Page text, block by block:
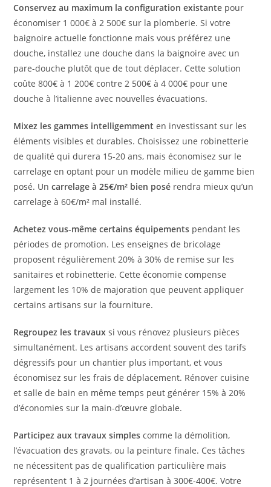
Conservez au maximum la configuration existante pour
économiser 1 000€ à 2 500€ sur la plomberie. Si votre
baignoire actuelle fonctionne mais vous préférez une
douche, installez une douche dans la baignoire avec un
pare-douche plutôt que de tout déplacer. Cette solution
coûte 800€ à 1 200€ contre 2 500€ à 4 000€ pour une
douche à l’italienne avec nouvelles évacuations.
Mixez les gammes intelligemment en investissant sur les
éléments visibles et durables. Choisissez une robinetterie
de qualité qui durera 15-20 ans, mais économisez sur le
carrelage en optant pour un modèle milieu de gamme bien
posé. Uncarrelage à 25€/m² bien posé rendra mieux qu’un
carrelage à 60€/m² mal installé.
Achetez vous-même certains équipements pendant les
périodes de promotion. Les enseignes de bricolage
proposent régulièrement 20% à 30% de remise sur les
sanitaires et robinetterie. Cette économie compense
largement les 10% de majoration que peuvent appliquer
certains artisans sur la fourniture.
Regroupez les travaux si vous rénovez plusieurs pièces
simultanément. Les artisans accordent souvent des tarifs
dégressifs pour un chantier plus important, et vous
économisez sur les frais de déplacement. Rénover cuisine
et salle de bain en même temps peut générer 15% à 20%
d’économies sur la main-d’œuvre globale.
Participez aux travaux simples comme la démolition,
l’évacuation des gravats, ou la peinture finale. Ces tâches
ne nécessitent pas de qualification particulière mais
représentent 1 à 2 journées d’artisan à 300€-400€. Votre